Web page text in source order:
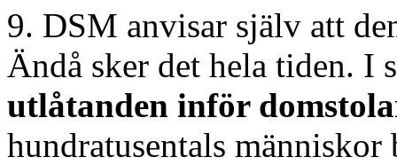
9. DSM anvisar själv att
Ändå sker det hela tiden. I
utlåtanden inför
hundratusentals människor